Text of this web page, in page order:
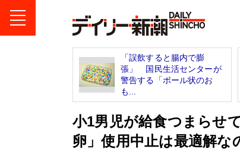
「誤飲すると腸内で膨
張」 国民生活センターが
警告する「ボール状のお
も...
小1男児が給食つまらせ
卵」使用中止は最適解